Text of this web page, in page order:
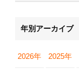
年別アーカイブ
2026年 2025年